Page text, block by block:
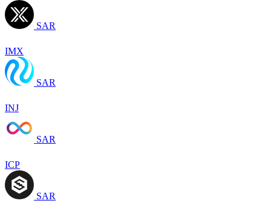
SAR
IMX
SAR
INJ
SAR
ICP
SAR